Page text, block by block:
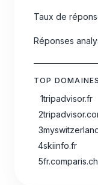
Taux de
Réponses
TOP
1tripadvisor.fr
2
3
4skiinfo.fr
5fr.comparis.ch